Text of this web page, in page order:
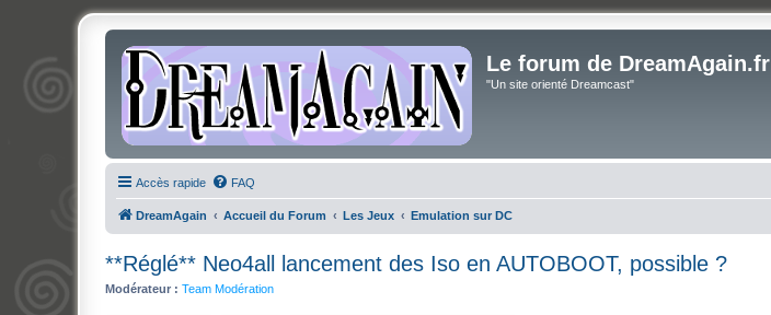
Le forum de DreamAgain.fr
"Un site orienté Dreamcast"
Accès rapide FAQ
DreamAgain Accueil du Forum Les Jeux Emulation sur DC
**Réglé** Neo4all lancement des Iso en AUTOBOOT, possible ?
Modérateur : Team Modération